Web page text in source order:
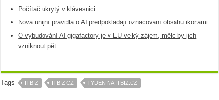
Počítač ukrytý v klávesnici
Nová unijní pravidla o AI předpokládají označování obsahu ikonami
O vybudování AI gigafactory je v EU velký zájem, mělo by jich
vzniknout pět
Tags ITBIZ ITBIZ.CZ TÝDEN NA ITBIZ.CZ